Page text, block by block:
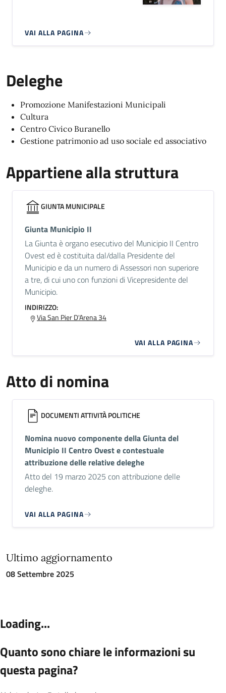
VAI ALLA PAGINA
Deleghe
Promozione Manifestazioni Municipali
Cultura
Centro Civico Buranello
Gestione patrimonio ad uso sociale ed associativo
Appartiene alla struttura
GIUNTA MUNICIPALE
Giunta Municipio II
La Giunta è organo esecutivo del Municipio II Centro
Ovest ed è costituita dal/dalla Presidente del
Municipio e da un numero di Assessori non superiore
a tre, di cui uno con funzioni di Vicepresidente del
Municipio.
INDIRIZZO:
Via San Pier D'Arena 34
VAI ALLA PAGINA
Atto di nomina
DOCUMENTI ATTIVITÀ POLITICHE
Nomina nuovo componente della Giunta del
Municipio II Centro Ovest e contestuale
attribuzione delle relative deleghe
Atto del 19 marzo 2025 con attribuzione delle
deleghe.
VAI ALLA PAGINA
Ultimo aggiornamento
08 Settembre 2025